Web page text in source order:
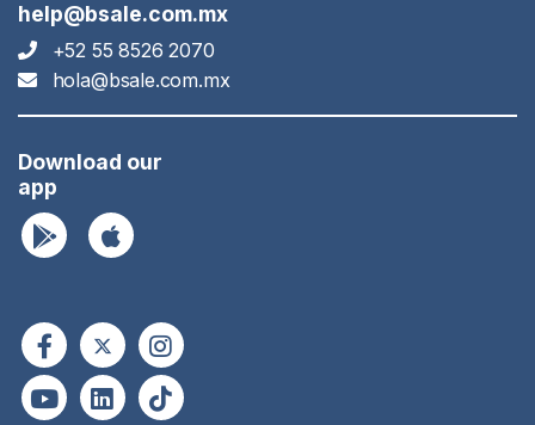
help@bsale.com.mx
+52 55 8526 2070
hola@bsale.com.mx
Download our
app